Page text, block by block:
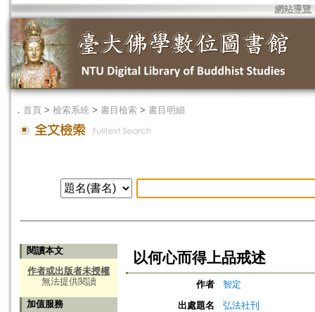
網站導覽
． 首頁 > 檢索系統 > 書目檢索 > 書目明細
閱讀本文
作者或出版者未授權
無法提供閱讀
加值服務
以何心而得上品戒述
作者
智定
出處題名
弘法社刊